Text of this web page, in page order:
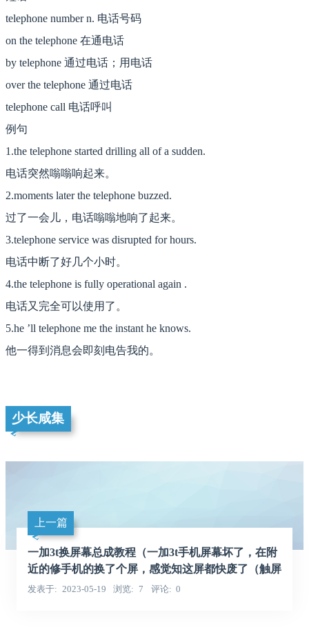
telephone number n. 电话号码
on the telephone 在通电话
by telephone 通过电话；用电话
over the telephone 通过电话
telephone call 电话呼叫
例句
1.the telephone started drilling all of a sudden.
电话突然嗡嗡响起来。
2.moments later the telephone buzzed.
过了一会儿，电话嗡嗡地响了起来。
3.telephone service was disrupted for hours.
电话中断了好几个小时。
4.the telephone is fully operational again .
电话又完全可以使用了。
5.he ’ll telephone me the instant he knows.
他一得到消息会即刻电告我的。
少长咸集
上一篇
一加3t换屏幕总成教程（一加3t手机屏幕坏了，在附
近的修手机的换了个屏，感觉知这屏都快废了（触屏
老出错））
发表于 2023-05-19 浏览 7 评论 0